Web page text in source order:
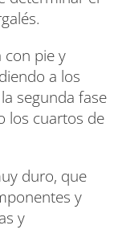
con pie y
a los
segunda fase
los cuartos de
duro, que
y
y